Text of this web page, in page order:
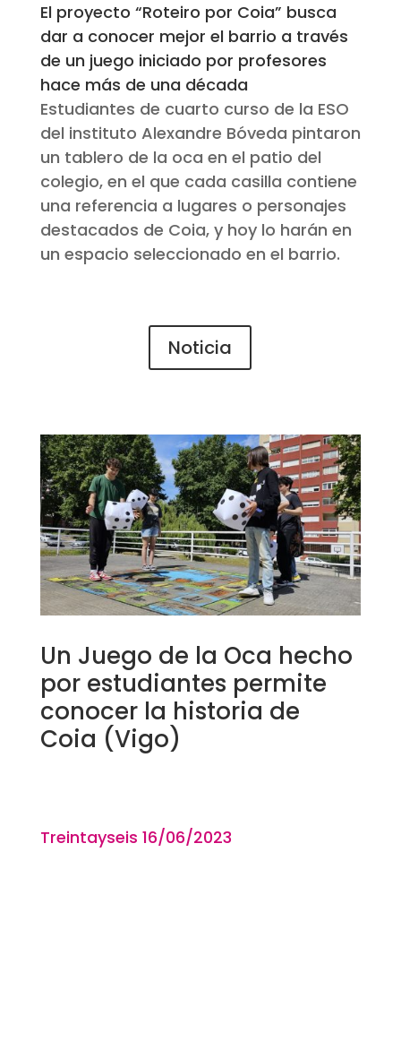
El proyecto “Roteiro por Coia” busca
dar a conocer mejor el barrio a través
de un juego iniciado por profesores
hace más de una década
Estudiantes de cuarto curso de la ESO
del instituto Alexandre Bóveda pintaron
un tablero de la oca en el patio del
colegio, en el que cada casilla contiene
una referencia a lugares o personajes
destacados de Coia, y hoy lo harán en
un espacio seleccionado en el barrio.
Noticia
Un Juego de la Oca hecho
por estudiantes permite
conocer la historia de
Coia (Vigo)
Treintayseis 16/06/2023